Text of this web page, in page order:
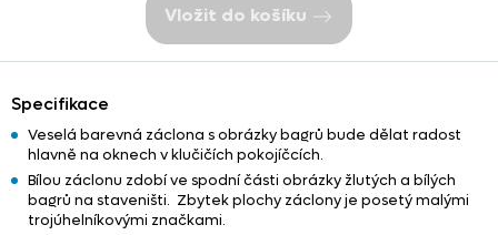
Vložit do košíku
Specifikace
Veselá barevná záclona s obrázky bagrů bude dělat radost
hlavně na oknech v klučičích pokojíčcích.
Bílou záclonu zdobí ve spodní části obrázky žlutých a bílých
bagrů na staveništi. Zbytek plochy záclony je posetý malými
trojúhelníkovými značkami.